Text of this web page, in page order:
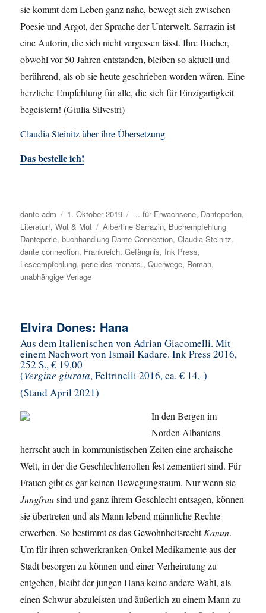
sie kommt dem Leben ganz nahe, bewegt sich zwischen
Poesie und Argot, der Sprache der Unterwelt. Sarrazin ist
eine Autorin, die sich nicht vergessen lässt. Ihre Bücher,
obwohl vor 50 Jahren entstanden, bleiben so aktuell und
berührend, als ob sie heute geschrieben worden wären. Eine
herzliche Empfehlung für alle, die sich für Einzigartigkeit
begeistern! (Giulia Silvestri)
Claudia Steinitz über ihre Übersetzung
Das bestelle ich!
Autor
dante-adm
Veröffentlicht
am
1. Oktober 2019 Kategorien
... für Erwachsene, Danteperlen,
Literatur!,Wut & Mut Schlagwörter
Albertine Sarrazin, Buchempfehlung
Danteperle,buchhandlung Dante Connection,Claudia Steinitz,
dante connection, Frankreich,Gefängnis, Ink Press,
Leseempfehlung,perle des monats.,Querwege, Roman,
unabhängige Verlage
Elvira Dones: Hana
Aus dem Italienischen von Adrian Giacomelli. Mit
einem Nachwort von Ismail Kadare. Ink Press 2016,
252 S., € 19,00
(Vergine giurata, Feltrinelli 2016, ca. € 14,-)
(Stand April 2021)
In den Bergen im
Norden Albaniens
herrscht auch in kommunistischen Zeiten eine archaische
Welt, in der die Geschlechterrollen fest zementiert sind. Für
Frauen gibt es gar keinen Bewegungsraum. Nur wenn sie
Jungfrausind und ganz ihrem Geschlecht entsagen, können
sie übertreten und als Mann lebend männliche Rechte
erwerben. So bestimmt es das GewohnheitsrechtKanun.
Um für ihren schwerkranken Onkel Medikamente aus der
Stadt besorgen zu können und einer Verheiratung zu
entgehen, bleibt der jungen Hana keine andere Wahl, als
einen Schwur abzuleisten und äußerlich zu einem Mann zu